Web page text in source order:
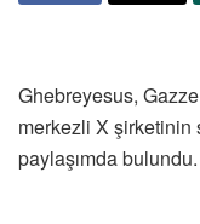
Ghebreyesus,
merkezli X şirketinin
paylaşımda bulundu.